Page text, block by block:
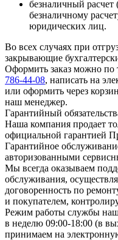
безналичный расчет
безналичному
юридических лиц.
Во всех случаях при
закрывающие
Оформить заказ можно по
786-44-08, написать на
или оформить через
наш менеджер.
Гарантийный
Наша компания продает
официальной гарантией
Гарантийное
авторизованными
Мы всегда оказываем
обслуживания,
договоренность по
и покупателем,
Режим работы службы
в неделю 09:00-18:00 (в
принимаем на